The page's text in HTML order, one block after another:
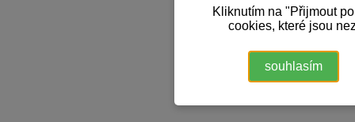
Kliknutím na "Přijmout
cookies, které jsou
souhlasím